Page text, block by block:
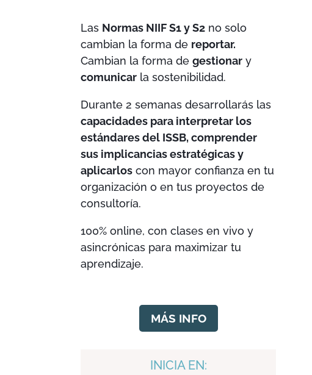
Las Normas NIIF S1 y S2 no solo
cambian la forma de reportar.
Cambian la forma de gestionar y
comunicar la sostenibilidad.
Durante 2 semanas desarrollarás las
capacidades para interpretar los
estándares del ISSB, comprender
sus implicancias estratégicas y
aplicarlos con mayor confianza en tu
organización o en tus proyectos de
consultoría.
100% online, con clases en vivo y
asincrónicas para maximizar tu
aprendizaje.
MÁS INFO
INICIA EN: